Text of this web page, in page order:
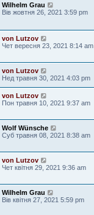
Wilhelm Grau
Вів жовтня 26, 2021 3:59 pm
von Lutzov
Чет вересня 23, 2021 8:14 am
von Lutzov
Нед травня 30, 2021 4:03 pm
von Lutzov
Пон травня 10, 2021 9:37 am
Wolf Wünsche
Суб травня 08, 2021 8:38 am
von Lutzov
Чет квітня 29, 2021 9:36 am
Wilhelm Grau
Вів квітня 27, 2021 5:59 pm